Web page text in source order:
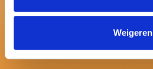
Weigeren